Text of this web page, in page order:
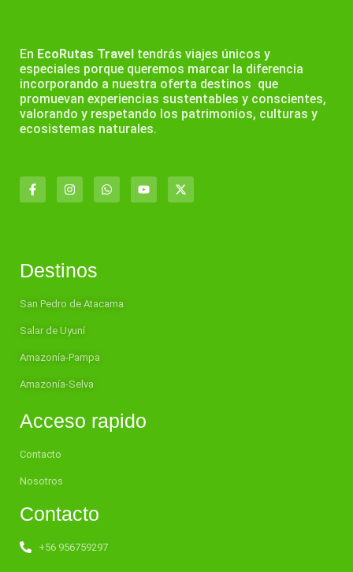
En EcoRutas Travel tendrás viajes únicos y
especiales porque queremos marcar la diferencia
incorporando a nuestra oferta destinos que
promuevan experiencias sustentables y conscientes,
valorando y respetando los patrimonios, culturas y
ecosistemas naturales.
Destinos
San Pedro de Atacama
Salar de Uyuní
Amazonía-Pampa
Amazonía-Selva
Acceso rapido
Contacto
Nosotros
Contacto
+56 956759297